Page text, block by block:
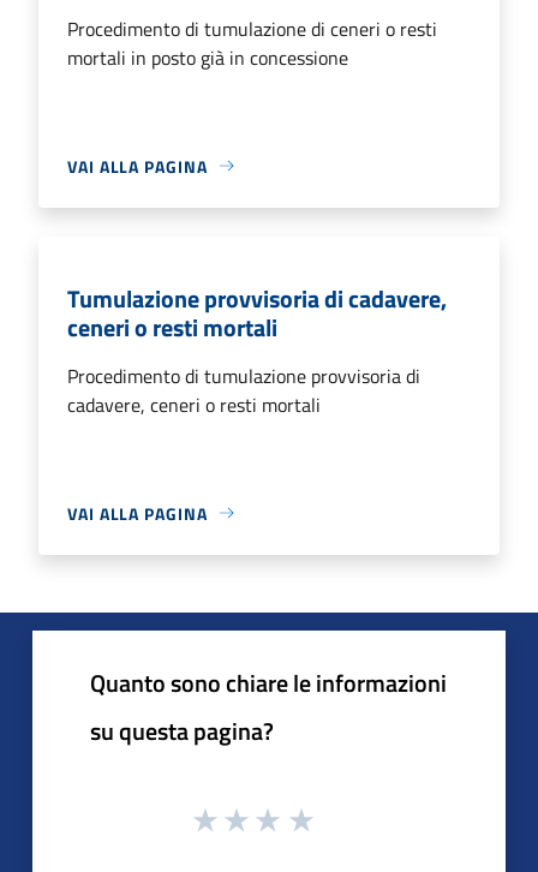
Procedimento di tumulazione di ceneri o resti
mortali in posto già in concessione
VAI ALLA PAGINA
Tumulazione provvisoria di cadavere,
ceneri o resti mortali
Procedimento di tumulazione provvisoria di
cadavere, ceneri o resti mortali
VAI ALLA PAGINA
Quanto sono chiare le informazioni
su questa pagina?